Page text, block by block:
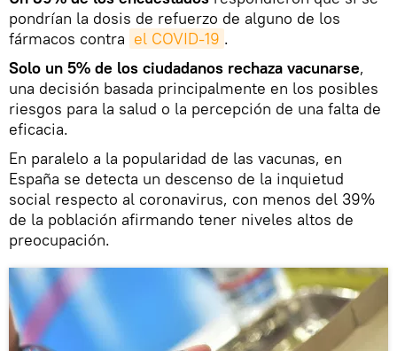
pondrían la dosis de refuerzo de alguno de los
fármacos contra el COVID-19 .
Solo un 5% de los ciudadanos rechaza vacunarse,
una decisión basada principalmente en los posibles
riesgos para la salud o la percepción de una falta de
eficacia.
En paralelo a la popularidad de las vacunas, en
España se detecta un descenso de la inquietud
social respecto al coronavirus, con menos del 39%
de la población afirmando tener niveles altos de
preocupación.